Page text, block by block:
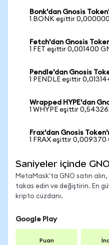
Bonk'dan Gnosis
1 BONK eşittir
Fetch'dan Gnosis
1 FET eşittir 0,001400
Pendle'dan Gnosis
1 PENDLE eşittir
Wrapped HYPE'dan
1 WHYPE eşittir
Frax'dan Gnosis
1 FRAX eşittir 0,009370
Saniyeler içinde
MetaMask'ta GNO satın alın,
takas edin ve değiştirin. En
kripto cüzdanı.
Google Play
Puan